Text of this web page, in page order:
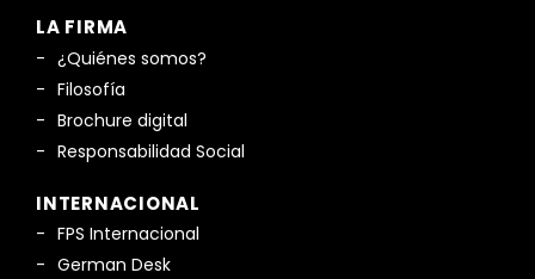
LA FIRMA
¿Quiénes somos?
Filosofía
Brochure digital
Responsabilidad Social
INTERNACIONAL
FPS Internacional
German Desk